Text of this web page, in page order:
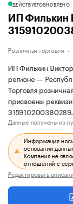
ДЕЙСТВУЕТОБНОВЛЕНО
ИП Филькин
Розничная торговля
ИП Филькин
регионе —
Торговля
присвоены
315910200380289.
Данные получены из
Информация
основании
Компания не
отношений с
Редактировать